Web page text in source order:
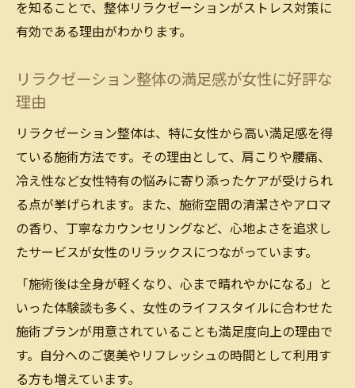
を知ることで、整体リラクゼーションがストレス対策に
有効である理由がわかります。
リラクゼーション整体の満足感が女性に好評な
理由
リラクゼーション整体は、特に女性から高い満足感を得
ている施術方法です。その理由として、肩こりや腰痛、
冷え性など女性特有の悩みに寄り添ったケアが受けられ
る点が挙げられます。また、施術空間の清潔さやアロマ
の香り、丁寧なカウンセリングなど、心地よさを追求し
たサービスが女性のリラックスにつながっています。
「施術後は全身が軽くなり、心まで晴れやかになる」と
いった体験談も多く、女性のライフスタイルに合わせた
施術プランが用意されていることも満足度向上の理由で
す。自分へのご褒美やリフレッシュの時間として利用す
る方も増えています。